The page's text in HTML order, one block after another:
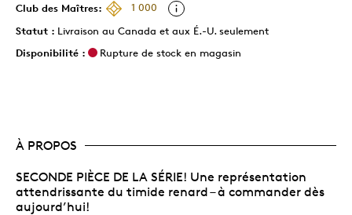
Club des Maîtres:
1 000
Statut : Livraison au Canada et aux É.-U. seulement
Disponibilité :
Rupture de stock en magasin
À PROPOS
SECONDE PIÈCE DE LA SÉRIE! Une représentation
attendrissante du timide renard – à commander dès
aujourd’hui!